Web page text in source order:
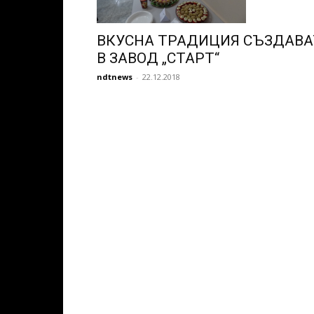
ВКУСНА ТРАДИЦИЯ
В ЗАВОД „СТАРТ“
ndtnews - 22.12.2018